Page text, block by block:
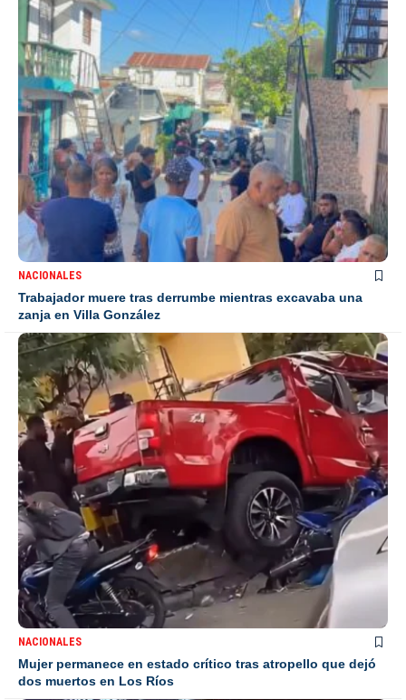
NACIONALES
Trabajador muere tras derrumbe mientras excavaba una
zanja en Villa González
NACIONALES
Mujer permanece en estado crítico tras atropello que dejó
dos muertos en Los Ríos